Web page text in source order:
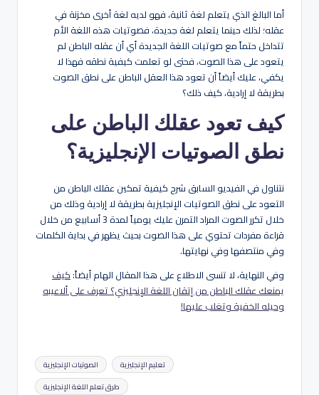
أما البالغ الذي يتعلم لغة ثانية، فهو لديه لغة أخرى مخزنة في
عقله؛ لذلك حينما يتعلم لغة جديدة، فصوتيات هذه اللغة الأم
تتداخل حتماً مع صوتيات اللغة الجديدة أي أن عقله الباطن لم
يتعود على هذا الصوت، فحتى لو تعلمت كيفية نطقه فهذا لا
يكفي، عليك أيضاً أن تعود هذا العقل الباطن على نطق الصوت
بطريقة لا إرادية، كيف ذلك؟
كيف تعود عقلك الباطن على
نطق الصوتيات الإنجليزية؟
نتناول في الفيديو السابق شرح كيفية تمكين عقلك الباطن من
التعود على نطق الصوتيات الإنجليزية بطريقة لا إرادية وذلك من
خلال تكرر الصوت المراد التمرن عليك يومياً لمدة 3 أسابيع من خلال
قراءة مفردات تحتوي على هذا الصوت بحيث يظهر في بداية الكلمات
وفي منتصفها وفي نهايتها.
وفي النهاية، لا تنسى الاطلاع على هذا المقال الهام أيضاً:كيف
يمنعك عقلك الباطن من إتقان اللغة الإنجليزي؟ تعرف على ألاعيبه
وحيله الخفية وتغلب عليها!
الصوتيات الإنجليزية
تعليم الإنجليزية
طرق تعلم اللغة الإنجليزية